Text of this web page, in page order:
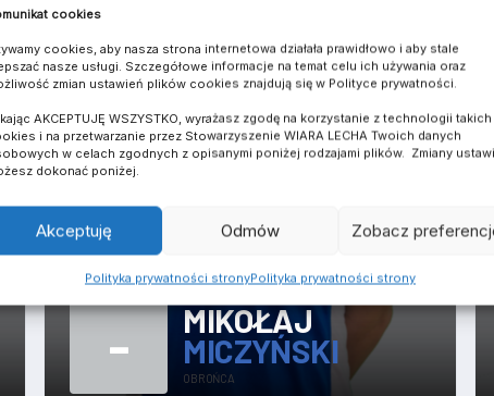
cookies
cookies, aby nasza strona internetowa działała prawidłowo i aby stale
nasze usługi. Szczegółowe informacje na temat celu ich używania oraz
zmian ustawień plików cookies znajdują się w Polityce prywatności.
AKCEPTUJĘ WSZYSTKO, wyrażasz zgodę na korzystanie z technologii takich
i na przetwarzanie przez Stowarzyszenie WIARA LECHA Twoich danych
w celach zgodnych z opisanymi poniżej rodzajami plików. Zmiany
dokonać poniżej.
Akceptuję Odmów Zobacz
Polityka prywatności stronyPolityka prywatności strony
- MIKOŁAJ
MICZYŃSKI
OBROŃCA